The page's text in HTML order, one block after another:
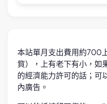
本站單月支出費用約700
貲），上有老下有小，如
的經濟能力許可的話；可
內廣告。